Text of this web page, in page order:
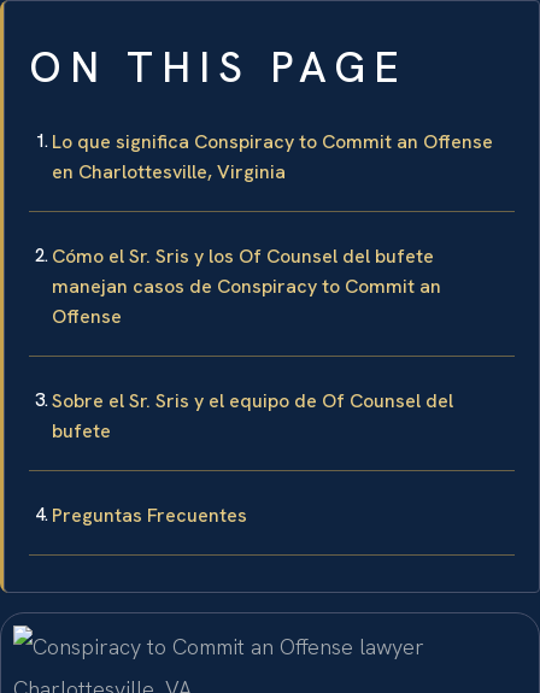
ON THIS PAGE
Lo que significa Conspiracy to Commit an Offense
en Charlottesville, Virginia
Cómo el Sr. Sris y los Of Counsel del bufete
manejan casos de Conspiracy to Commit an
Offense
Sobre el Sr. Sris y el equipo de Of Counsel del
bufete
Preguntas Frecuentes